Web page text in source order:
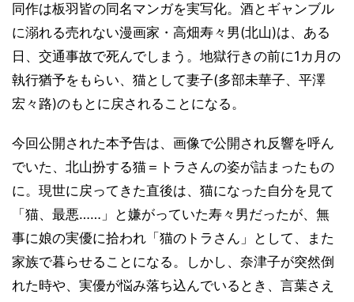
同作は板羽皆の同名マンガを実写化。酒とギャンブル
に溺れる売れない漫画家・高畑寿々男(北山)は、ある
日、交通事故で死んでしまう。地獄行きの前に1カ月の
執行猶予をもらい、猫として妻子(多部未華子、平澤
宏々路)のもとに戻されることになる。
今回公開された本予告は、画像で公開され反響を呼ん
でいた、北山扮する猫＝トラさんの姿が詰まったもの
に。現世に戻ってきた直後は、猫になった自分を見て
「猫、最悪……」と嫌がっていた寿々男だったが、無
事に娘の実優に拾われ「猫のトラさん」として、また
家族で暮らせることになる。しかし、奈津子が突然倒
れた時や、実優が悩み落ち込んでいるとき、言葉さえ